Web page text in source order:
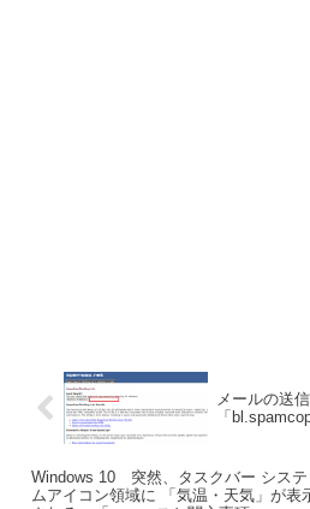
メールの送
「
Windows 10 突然、タスクバー システ
ムアイコン領域に 「気温・天気」が表